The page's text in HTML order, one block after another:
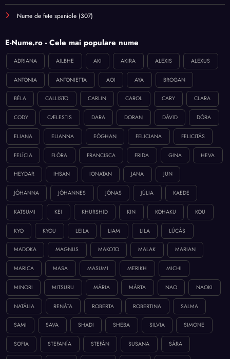
Nume de fete spaniole (307)
E-Nume.ro - Cele mai populare nume
ADRIANA AILBHE AKI AKIRA ALEXIS ALEXUS
ANTONIA ANTONIETTA AOI AYA BROGAN
BÉLA CALLISTO CARLIN CAROL CARY CLARA
CODY CÆLESTIS DARA DORAN DÁVID DÓRA
ELIANA ELIANNA EÓGHAN FELICIANA FELICITÁS
FELÍCIA FLÓRA FRANCISCA FRIDA GINA HEVA
HEYDAR IHSAN IONATAN JANA JUN
JÓHANNA JÓHANNES JÓNAS JÚLIA KAEDE
KATSUMI KEI KHURSHID KIN KOHAKU KOU
KYO KYOU LEILA LIAM LILA LÚCÁS
MADOKA MAGNUS MAKOTO MALAK MARIAN
MARICA MASA MASUMI MERIKH MICHI
MINORI MITSURU MÁRIA MÁRTA NAO NAOKI
NATÁLIA RENÁTA ROBERTA ROBERTINA SALMA
SAMI SAVA SHADI SHEBA SILVIA SIMONE
SOFIA STEFANÍA STEFÁN SUSANA SÁRA